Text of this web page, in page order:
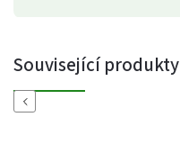
Související produkty
Previous